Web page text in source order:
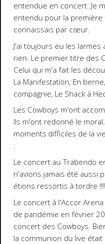
entendue en concert. Je
entendu pour la
connaissais par cœur.
J'ai toujours eu les
rien. Le premier titre des
Celui qui m'a fait les
La Manifestation, En
compagnie, Le Shack à
Les Cowboys m'ont
Ils m'ont redonné le
moments difficiles de la
:
Le concert au Trabendo
n'avions jamais été aussi
étions ressortis à tordre !!!!
Le concert à l'Accor
de pandémie en février
concert des Cowboys.
la communion du live